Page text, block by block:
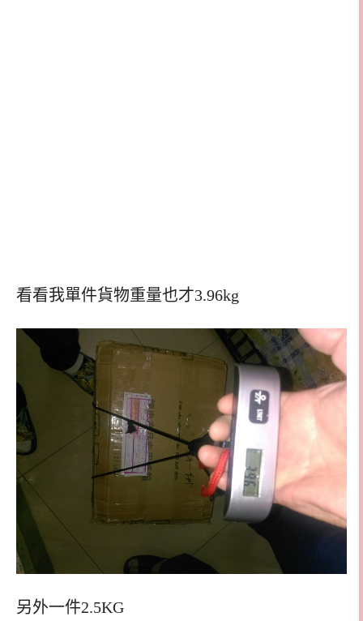
看看我單件貨物重量也才3.96kg
另外一件2.5KG